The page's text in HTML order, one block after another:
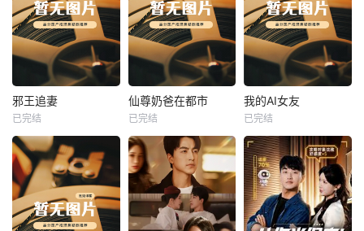
热播
邪王追妻
未知
邪王追妻
已完结
热播
未知
仙尊奶爸在都市
已完结
热播
我的AI女友
未知
我的AI女友
已完结